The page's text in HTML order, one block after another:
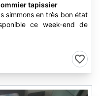
tapissier
simmons en très bon état
ce week-end de